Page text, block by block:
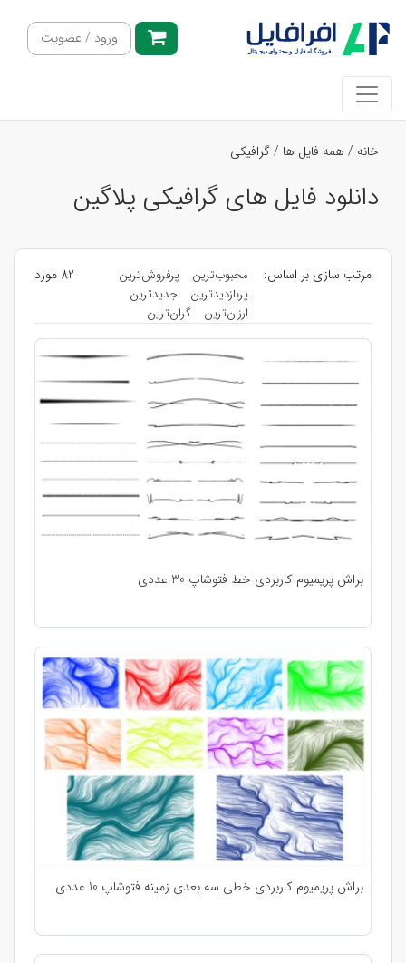
ورود / عضویت
خانه / همه فایل ها /گرافیکی
دانلود فایل های گرافیکی پلاگین
مرتب سازی بر اساس: محبوب‌ترین
پرفروش‌ترین
پربازدیدترین
جدیدترین
ارزان‌ترین
گران‌ترین
82 مورد
براش پریمیوم کاربردی خط فتوشاپ 30 عددی
براش پریمیوم کاربردی خطی سه بعدی زمینه فتوشاپ 10 عددی